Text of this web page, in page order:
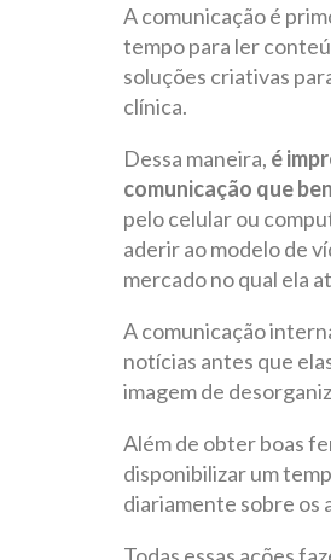
A comunicação é
tempo para ler
soluções criativas
clínica.
Dessa maneira, é
comunicação que
pelo celular ou
aderir ao modelo de
mercado no qual ela
A comunicação
notícias antes que
imagem de
Além de obter boas
disponibilizar um
diariamente sobre os